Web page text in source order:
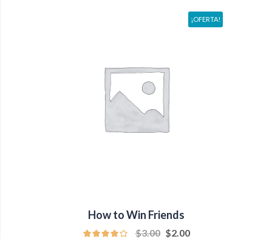
¡OFERTA!
How to Win Friends
$3.00 $2.00